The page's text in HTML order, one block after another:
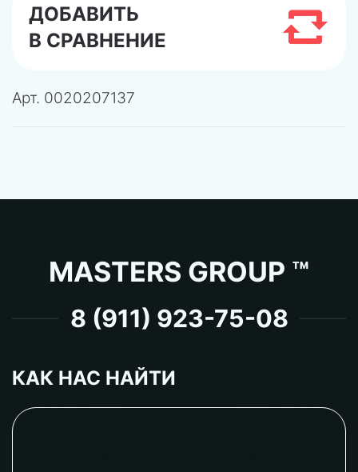
ДОБАВИТЬ
В СРАВНЕНИЕ
Арт. 0020207137
MASTERS GROUP ™
8 (911) 923-75-08
КАК НАС НАЙТИ